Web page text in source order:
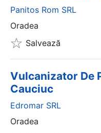
Panitos Rom SRL
Oradea
Salvează
Vulcanizator De
Cauciuc
Edromar SRL
Oradea